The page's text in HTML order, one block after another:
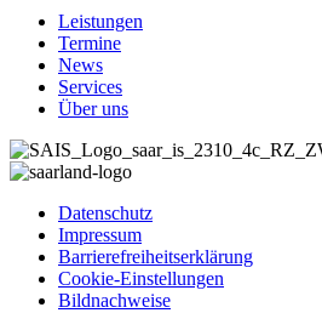
Leistungen
Termine
News
Services
Über uns
Datenschutz
Impressum
Barrierefreiheitserklärung
Cookie-Einstellungen
Bildnachweise